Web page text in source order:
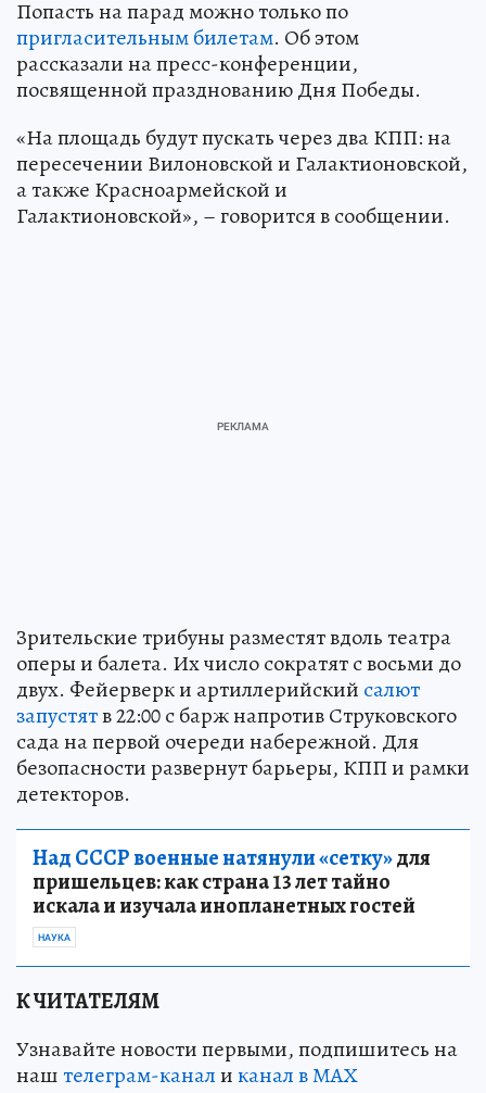
Попасть на парад можно только по
пригласительным билетам. Об этом
рассказали на пресс-конференции,
посвященной празднованию Дня Победы.
«На площадь будут пускать через два КПП: на
пересечении Вилоновской и Галактионовской,
а также Красноармейской и
Галактионовской», – говорится в сообщении.
Зрительские трибуны разместят вдоль театра
оперы и балета. Их число сократят с восьми до
двух. Фейерверк и артиллерийский салют
запустятв 22:00 с барж напротив Струковского
сада на первой очереди набережной. Для
безопасности развернут барьеры, КПП и рамки
детекторов.
Над СССР военные натянули «сетку»для
пришельцев: как страна 13 лет тайно
искала и изучала инопланетных гостей
НАУКА
К ЧИТАТЕЛЯМ
Узнавайте новости первыми, подпишитесь на
наштелеграм-каналиканал в МАХ